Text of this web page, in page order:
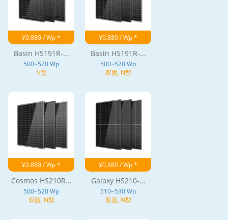
¥0.880 / Wp *
Basin HS191R-...
500~520 Wp
N型
¥0.880 / Wp *
Basin HS191R-...
500~520 Wp
双面, N型
¥0.880 / Wp *
Cosmos HS210R...
500~520 Wp
双面, N型
¥0.880 / Wp *
Galaxy HS210-...
510~530 Wp
双面, N型